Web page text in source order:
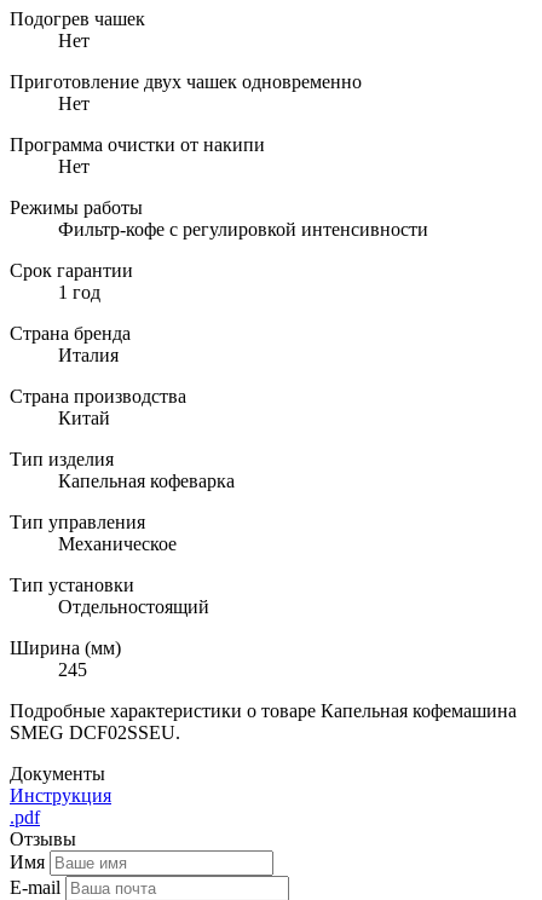
Подогрев чашек
Нет
Приготовление двух чашек одновременно
Нет
Программа очистки от накипи
Нет
Режимы работы
Фильтр-кофе с регулировкой интенсивности
Срок гарантии
1 год
Страна бренда
Италия
Страна производства
Китай
Тип изделия
Капельная кофеварка
Тип управления
Механическое
Тип установки
Отдельностоящий
Ширина (мм)
245
Подробные характеристики о товаре Капельная кофемашина
SMEG DCF02SSEU.
Документы
Инструкция
.pdf
Отзывы
Имя
E-mail